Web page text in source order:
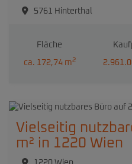
5761 Hinterthal
Fläche
ca. 172,74 m2
Vielseitig
m² in 1220 Wien